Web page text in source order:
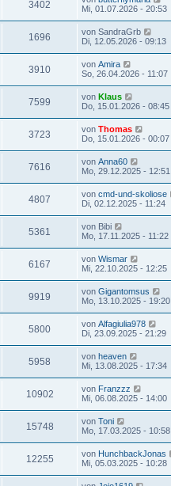
3402
Mi, 01.07.2026 - 20:53
1696 von SandraGrb
Di, 12.05.2026 - 09:13
3910 von Amira
So, 26.04.2026 - 11:07
7599 von Klaus
Do, 15.01.2026 - 08:45
3723 von Thomas
Do, 15.01.2026 - 00:07
7616 von Anna60
Mo, 29.12.2025 - 12:51
4807 von cmd-und-skoliose
Di, 02.12.2025 - 11:24
5361 von Bibi
Mo, 17.11.2025 - 11:22
6167 von Wismar
Mi, 22.10.2025 - 12:25
9919 von Gigantomsus
Mo, 13.10.2025 - 19:20
5800 von Alfagiulia978
Di, 23.09.2025 - 21:29
5958 von heaven
Mi, 13.08.2025 - 17:34
10902 von Franzzz
Mi, 06.08.2025 - 14:00
15748 von Toni
Mo, 17.03.2025 - 10:58
12255 von HunchbackJonas
Mi, 05.03.2025 - 10:28